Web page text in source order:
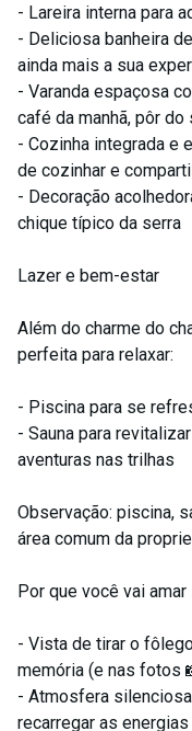
- Lareira interna para
- Deliciosa banheira
ainda mais a sua
- Varanda espaçosa
café da manhã, pôr
- Cozinha integrada e
de cozinhar e
- Decoração
chique típico da serra
Lazer e bem-estar
Além do charme do
perfeita para relaxar:
- Piscina para se
- Sauna para
aventuras nas trilhas
Observação: piscina,
área comum da
Por que você vai
- Vista de tirar o
memória (e nas fotos
- Atmosfera
recarregar as energias